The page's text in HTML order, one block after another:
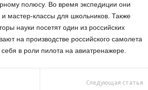
полюсу. Во время экспедиции они
и мастер-классы для школьников. Также
науки посетят один из российских
на производстве российского самолета
в роли пилота на авиатренажере.
Следующая статья